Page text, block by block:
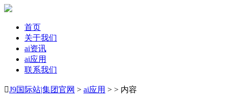
首页
关于我们
ai资讯
ai应用
联系我们
J9国际站|集团官网 > ai应用 > > 内容